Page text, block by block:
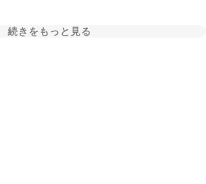
続きをもっと見る